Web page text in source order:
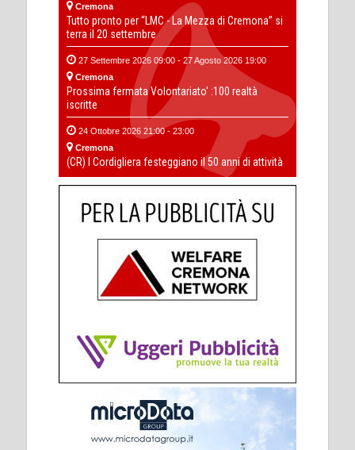
Cremona
Tutto pronto per “LMC - La Mezza di Cremona” si
terra il 20 settembre
27 Settembre 2026 09:00 - 27 Agosto 2026 19:00
Cremona
Prossima fermata Volontariato' :100 realtà
iscritte
24 Ottobre 2026 21:00 - 23:00
Cremona
(CR) I Cordigliera festeggiano il 50 anni di attività